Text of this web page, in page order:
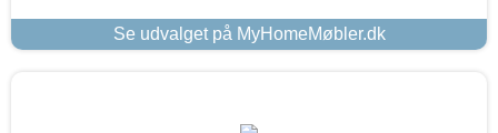
Se udvalget på MyHomeMøbler.dk